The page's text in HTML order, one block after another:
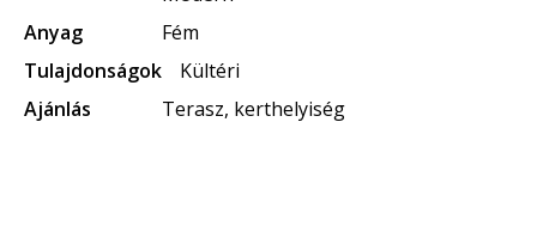
Anyag
Fém
Tulajdonságok
Kültéri
Ajánlás
Terasz, kerthelyiség